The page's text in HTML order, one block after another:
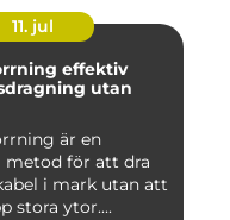
11. jul
effektiv
utan
är en
metod för att dra
i mark utan att
stora ytor....